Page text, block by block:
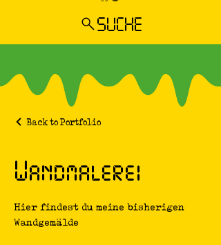
SUCHE
Back to Portfolio
Wandmalerei
Hier findest du meine bisherigen
Wandgemälde